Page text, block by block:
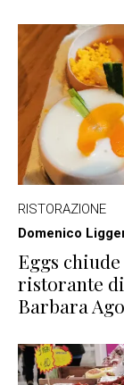
RISTORAZIONE
Domenico
Eggs
ristorante
Barbara